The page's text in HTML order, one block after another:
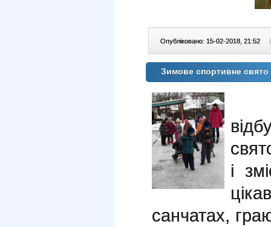
Опубліковано: 15-02-2018, 21:52
Зимове спортивне
і
санчатах,